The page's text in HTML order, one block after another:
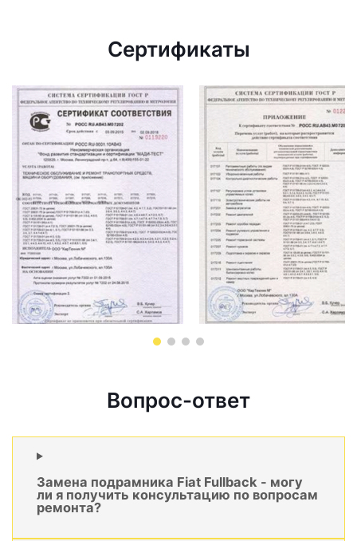
Сертификаты
Вопрос-ответ
Замена подрамника Fiat Fullback - могу
ли я получить консультацию по вопросам
ремонта?